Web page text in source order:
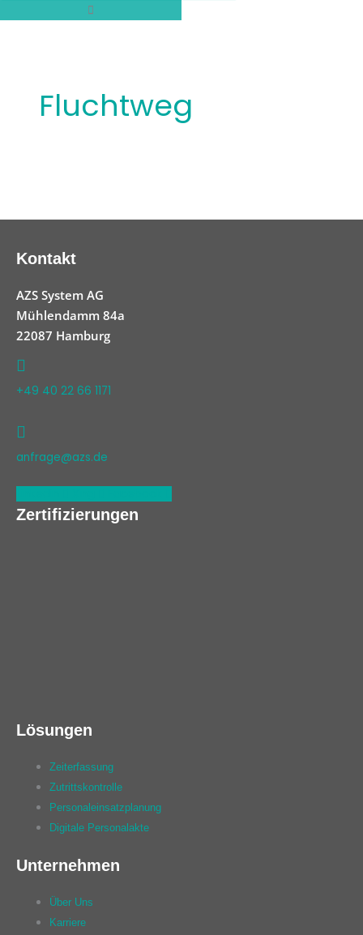
Fluchtweg
Kontakt
AZS System AG
Mühlendamm 84a
22087 Hamburg
+49 40 22 66 1171
anfrage@azs.de
Zertifizierungen
Lösungen
Zeiterfassung
Zutrittskontrolle
Personaleinsatzplanung
Digitale Personalakte
Unternehmen
Über Uns
Karriere